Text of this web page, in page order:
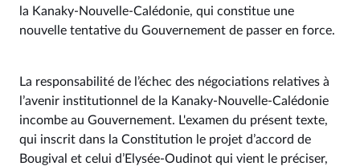
la Kanaky-Nouvelle-Calédonie, qui constitue une
nouvelle tentative du Gouvernement de passer en force.
La responsabilité de l’échec des négociations relatives à
l’avenir institutionnel de la Kanaky-Nouvelle-Calédonie
incombe au Gouvernement. L'examen du présent texte,
qui inscrit dans la Constitution le projet d’accord de
Bougival et celui d’Elysée-Oudinot qui vient le préciser,